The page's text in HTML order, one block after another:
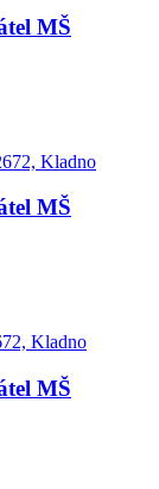
MŠ
Kladno
MŠ
Kladno
MŠ